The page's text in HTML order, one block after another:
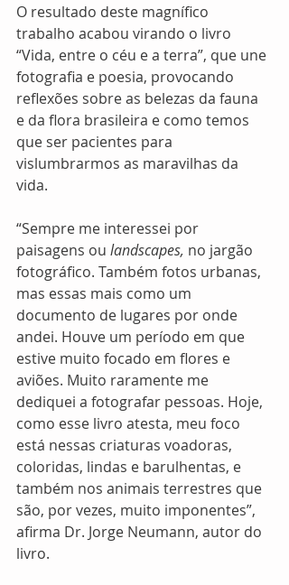
O resultado deste magnífico
trabalho acabou virando o livro
“Vida, entre o céu e a terra”, que une
fotografia e poesia, provocando
reflexões sobre as belezas da fauna
e da flora brasileira e como temos
que ser pacientes para
vislumbrarmos as maravilhas da
vida.
“Sempre me interessei por
paisagens ou landscapes, no jargão
fotográfico. Também fotos urbanas,
mas essas mais como um
documento de lugares por onde
andei. Houve um período em que
estive muito focado em flores e
aviões. Muito raramente me
dediquei a fotografar pessoas. Hoje,
como esse livro atesta, meu foco
está nessas criaturas voadoras,
coloridas, lindas e barulhentas, e
também nos animais terrestres que
são, por vezes, muito imponentes”,
afirma Dr. Jorge Neumann, autor do
livro.